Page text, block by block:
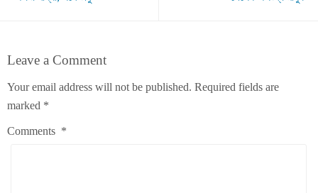
Leave a Comment
Your email address will not be published. Required fields are
marked *
Comments *